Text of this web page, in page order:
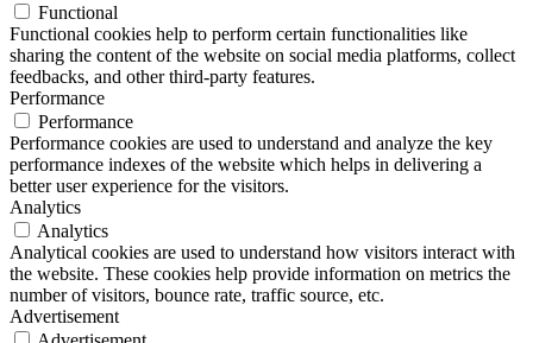
Functional
Functional cookies help to perform certain functionalities like
sharing the content of the website on social media platforms, collect
feedbacks, and other third-party features.
Performance
Performance
Performance cookies are used to understand and analyze the key
performance indexes of the website which helps in delivering a
better user experience for the visitors.
Analytics
Analytics
Analytical cookies are used to understand how visitors interact with
the website. These cookies help provide information on metrics the
number of visitors, bounce rate, traffic source, etc.
Advertisement